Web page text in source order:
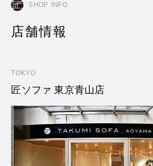
SHOP INFO
店舗情報
TOKYO
匠ソファ 東京青山店